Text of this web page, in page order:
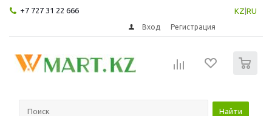
+7 727 31 22 666 KZ RU
Вход Регистрация
Найти